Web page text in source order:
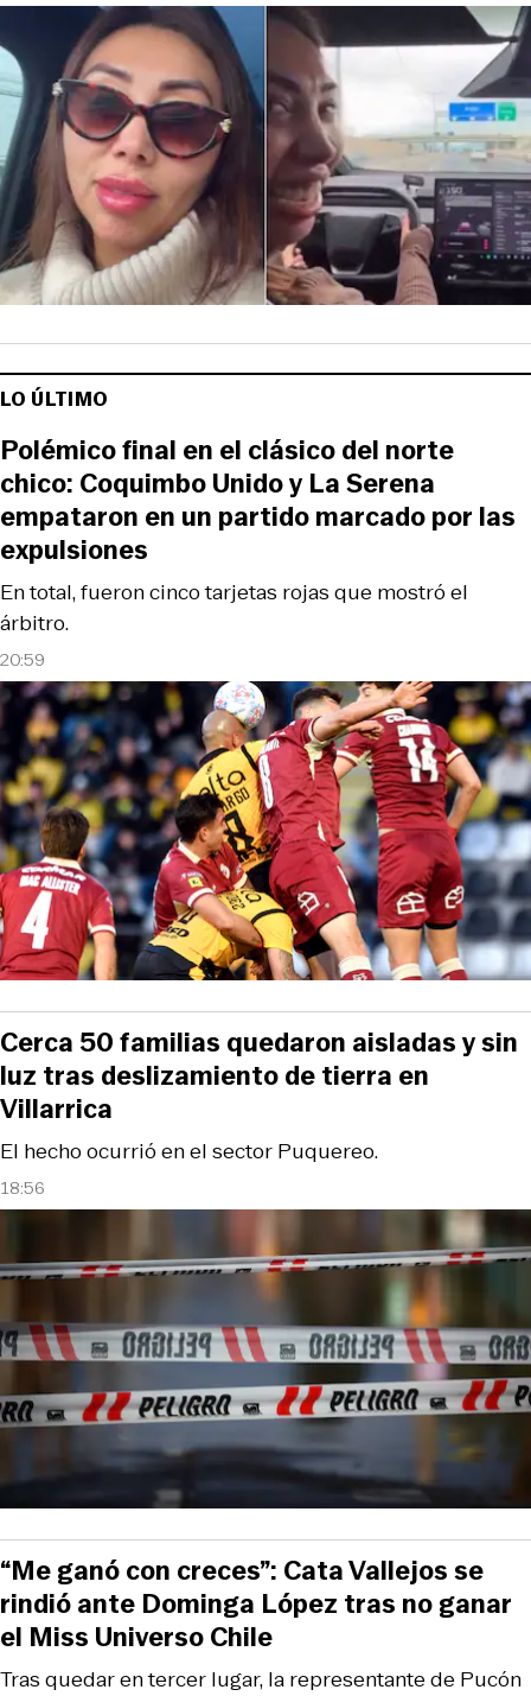
LO ÚLTIMO
20:59
En total, fueron cinco tarjetas rojas que mostró el
árbitro.
Polémico final en el clásico del norte
chico: Coquimbo Unido y La Serena
empataron en un partido marcado por las
expulsiones
18:56
El hecho ocurrió en el sector Puquereo.
Cerca 50 familias quedaron aisladas y sin
luz tras deslizamiento de tierra en
Villarrica
Tras quedar en tercer lugar, la representante de Pucón
“Me ganó con creces”: Cata Vallejos se
rindió ante Dominga López tras no ganar
el Miss Universo Chile